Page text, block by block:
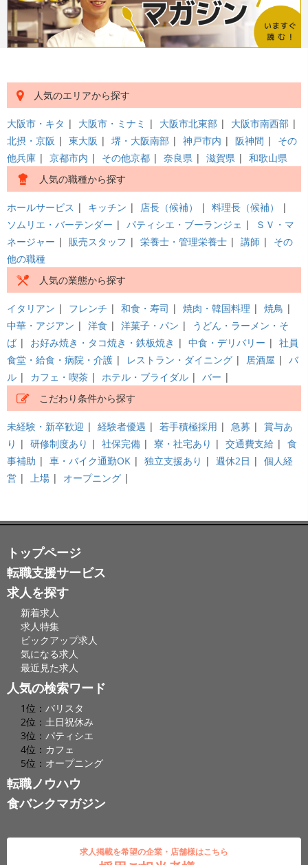
人気のエリアから探す
大阪市・キタ | 大阪市・ミナミ | 大阪市北東部 | 大阪市南西部 |
北摂・京阪 | 東大阪 | 堺・大阪南部 | 神戸市内 | 阪神間 | その
他兵庫 | 京都市内 | その他京都 | 奈良県 | 滋賀県 | 和歌山県
人気の職種から探す
ホールサービス | キッチン | 店長（候補） | 料理長（候補）
|
ソムリエ・バーテンダー | パティシエ・ブーランジェ |
ＳＶ・マ
ネージャー | 販売スタッフ | 栄養士・管理栄養士 | 講師 | その
他の職種
人気の業態から探す
イタリアン | フレンチ | 和食・寿司 | 焼肉・韓国料理 | 焼鳥 |
中華・アジアン | 洋食 | 洋菓子・パン |
うどん・ラーメン・そ
ば | お好み焼き・タコ焼き・鉄板焼き | 中食・デリバリー | 社員
食堂・給食・病院・介護 | レストラン・ダイニング | 居酒屋 | バ
ル | カフェ・喫茶 | ホテル・ブライダル | バー |
こだわり条件から探す
未経験・新卒歓迎 | 経験者優遇 | 若手積極採用 | 急募 | 賞与あ
り | 研修制度あり | 社保完備 | 寮・社宅あり | 交通費支給 | 食
事補助 | 車・バイク通勤OK | 独立支援あり | 週休2日 | 個人経
営 | 上場 | オープニング |
トップページ
転職支援サービス
求人を探す
新着求人
求人特集
ピックアップ求人
気になる求人
最近見た求人
人気の検索ワード
1位： バリスタ
2位： 土日祝休み
3位： パティシエ
4位： カフェ
5位： オープニング
転職ノウハウ
食バンクマガジン
求人掲載を希望の企業・店舗様はこちら